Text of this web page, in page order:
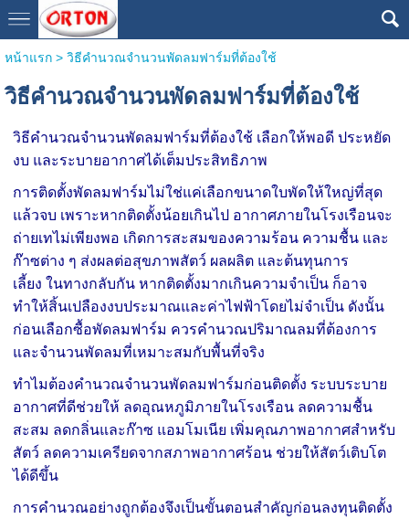
หน้าแรก> วิธีคำนวณจำนวนพัดลมฟาร์มที่ต้องใช้
วิธีคำนวณจำนวนพัดลมฟาร์มที่ต้องใช้
วิธีคำนวณจำนวนพัดลมฟาร์มที่ต้องใช้ เลือกให้พอดี ประหยัด
งบ และระบายอากาศได้เต็มประสิทธิภาพ
การติดตั้งพัดลมฟาร์มไม่ใช่แค่เลือกขนาดใบพัดให้ใหญ่ที่สุด
แล้วจบ เพราะหากติดตั้งน้อยเกินไป อากาศภายในโรงเรือนจะ
ถ่ายเทไม่เพียงพอ เกิดการสะสมของความร้อน ความชื้น และ
ก๊าซต่าง ๆ ส่งผลต่อสุขภาพสัตว์ ผลผลิต และต้นทุนการ
เลี้ยงในทางกลับกัน หากติดตั้งมากเกินความจำเป็น ก็อาจ
ทำให้สิ้นเปลืองงบประมาณและค่าไฟฟ้าโดยไม่จำเป็น ดังนั้น
ก่อนเลือกซื้อพัดลมฟาร์ม ควรคำนวณปริมาณลมที่ต้องการ
และจำนวนพัดลมที่เหมาะสมกับพื้นที่จริง
ทำไมต้องคำนวณจำนวนพัดลมฟาร์มก่อนติดตั้ง ระบบระบาย
อากาศที่ดีช่วยให้ ลดอุณหภูมิภายในโรงเรือน ลดความชื้น
สะสม ลดกลิ่นและก๊าซ แอมโมเนีย เพิ่มคุณภาพอากาศสำหรับ
สัตว์ ลดความเครียดจากสภาพอากาศร้อน ช่วยให้สัตว์เติบโต
ได้ดีขึ้น
การคำนวณอย่างถูกต้องจึงเป็นขั้นตอนสำคัญก่อนลงทุนติดตั้ง